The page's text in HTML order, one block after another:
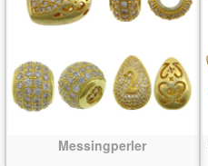
Messingperler